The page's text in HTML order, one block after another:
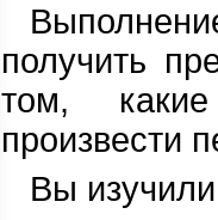
получить
том,
произвести
Вы